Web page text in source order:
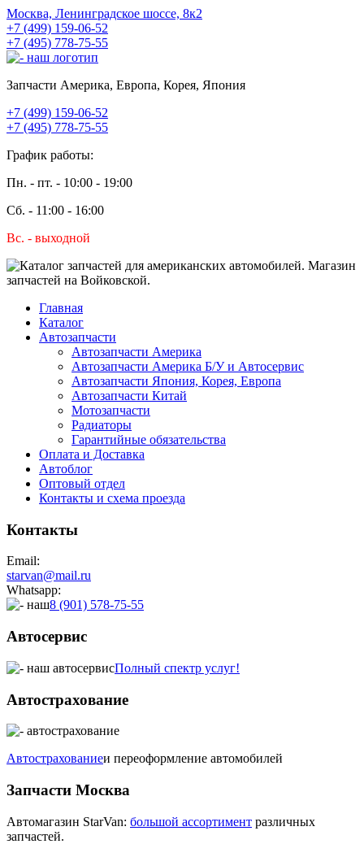
Москва, Ленинградское шоссе, 8к2
+7 (499) 159-06-52
+7 (495) 778-75-55
Запчасти Америка, Европа, Корея, Япония
+7 (499) 159-06-52
+7 (495) 778-75-55
График работы:
Пн. - пт. - 10:00 - 19:00
Сб. - 11:00 - 16:00
Вс. - выходной
Главная
Каталог
Автозапчасти
Автозапчасти Америка
Автозапчасти Америка Б/У и Автосервис
Автозапчасти Япония, Корея, Европа
Автозапчасти Китай
Мотозапчасти
Радиаторы
Гарантийные обязательства
Оплата и Доставка
Автоблог
Оптовый отдел
Контакты и схема проезда
Контакты
Email:
starvan@mail.ru
Whatsapp:
8 (901) 578-75-55
Автосервис
Полный спектр услуг!
Автострахование
Автострахованиеи переоформление автомобилей
Запчасти Москва
Автомагазин StarVan: большой ассортимент различных
запчастей.